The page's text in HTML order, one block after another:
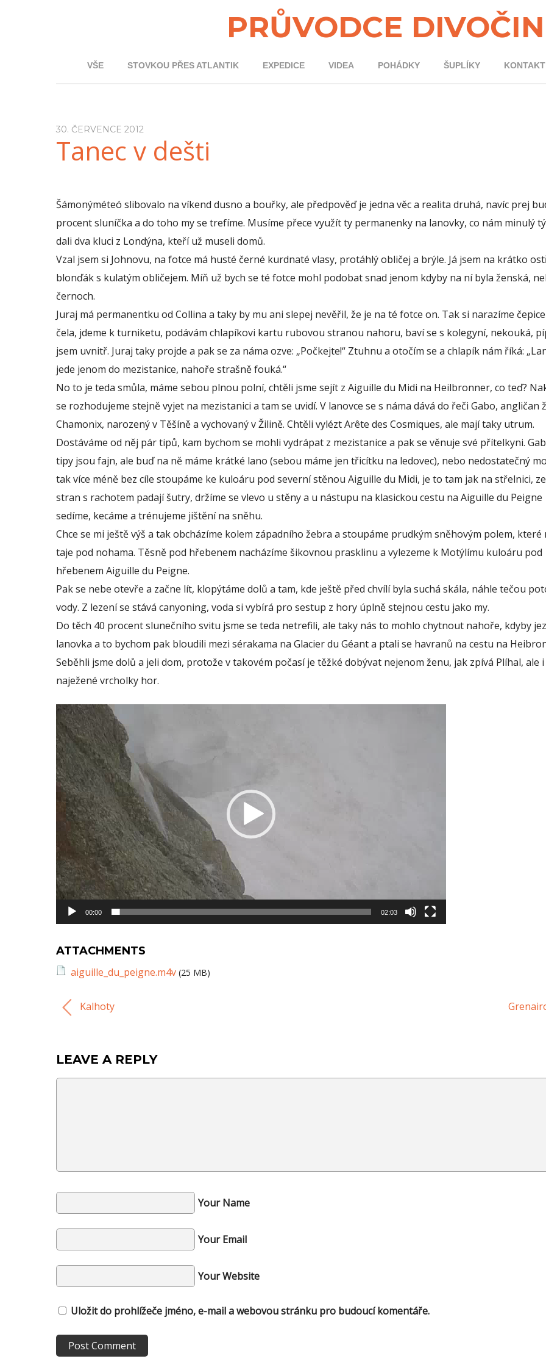
PRŮVODCE
VŠE STOVKOU PŘES ATLANTIK EXPEDICE VIDEA POHÁDKY ŠUPLÍKY KONTAKT
30. ČERVENCE 2012
Tanec v dešti
Šámonýméteó slibovalo na víkend dusno a bouřky, ale předpověď je jedna věc a realita druhá, navíc prej
procent sluníčka a do toho my se trefíme. Musíme přece využít ty permanenky na lanovky, co nám minulý
dali dva kluci z Londýna, kteří už museli domů.
Vzal jsem si Johnovu, na fotce má husté černé kurdnaté vlasy, protáhlý obličej a brýle. Já jsem na krátko
blonďák s kulatým obličejem. Míň už bych se té fotce mohl podobat snad jenom kdyby na ní byla ženská,
černoch.
Juraj má permanentku od Collina a taky by mu ani slepej nevěřil, že je na té fotce on. Tak si narazíme
čela, jdeme k turniketu, podávám chlapíkovi kartu rubovou stranou nahoru, baví se s kolegyní, nekouká,
jsem uvnitř. Juraj taky projde a pak se za náma ozve: „Počkejte!“ Ztuhnu a otočím se a chlapík nám říká:
jede jenom do mezistanice, nahoře strašně fouká.“
No to je teda smůla, máme sebou plnou polní, chtěli jsme sejít z Aiguille du Midi na Heilbronner, co teď?
se rozhodujeme stejně vyjet na mezistanici a tam se uvidí. V lanovce se s náma dává do řeči Gabo, angličan
Chamonix, narozený v Těšíně a vychovaný v Žilině. Chtěli vylézt Arête des Cosmiques, ale mají taky utrum.
Dostáváme od něj pár tipů, kam bychom se mohli vydrápat z mezistanice a pak se věnuje své přítelkyni.
tipy jsou fajn, ale buď na ně máme krátké lano (sebou máme jen třicítku na ledovec), nebo nedostatečný
tak více méně bez cíle stoupáme ke kuloáru pod severní stěnou Aiguille du Midi, je to tam jak na střelnici,
stran s rachotem padají šutry, držíme se vlevo u stěny a u nástupu na klasickou cestu na Aiguille du Peigne
sedíme, kecáme a trénujeme jištění na sněhu.
Chce se mi ještě výš a tak obcházíme kolem západního žebra a stoupáme prudkým sněhovým polem, které
taje pod nohama. Těsně pod hřebenem nacházíme šikovnou prasklinu a vylezeme k Motýlímu kuloáru pod
hřebenem Aiguille du Peigne.
Pak se nebe otevře a začne lít, klopýtáme dolů a tam, kde ještě před chvílí byla suchá skála, náhle tečou
vody. Z lezení se stává canyoning, voda si vybírá pro sestup z hory úplně stejnou cestu jako my.
Do těch 40 procent slunečního svitu jsme se teda netrefili, ale taky nás to mohlo chytnout nahoře, kdyby
lanovka a to bychom pak bloudili mezi sérakama na Glacier du Géant a ptali se havranů na cestu na
Seběhli jsme dolů a jeli dom, protože v takovém počasí je těžké dobývat nejenom ženu, jak zpívá Plíhal, ale i
naježené vrcholky hor.
Video
přehrávač
00:00 02:03
ATTACHMENTS
aiguille_du_peigne.m4v (25 MB)
Kalhoty
LEAVE A REPLY
Your Name
Your Email
Your Website
Uložit do prohlížeče jméno, e-mail a webovou stránku pro budoucí komentáře.